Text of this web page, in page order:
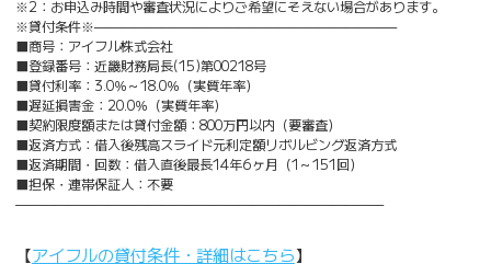
※2：お申込み時間や審査状況によりご希望にそえない場合があります。
※貸付条件※———————————————————————
■商号：アイフル株式会社
■登録番号：近畿財務局長(15)第00218号
■貸付利率：3.0％～18.0％（実質年率）
■遅延損害金：20.0％（実質年率）
■契約限度額または貸付金額：800万円以内（要審査）
■返済方式：借入後残高スライド元利定額リボルビング返済方式
■返済期間・回数：借入直後最長14年6ヶ月（1～151回）
■担保・連帯保証人：不要
————————————————————————————
【アイフルの貸付条件・詳細はこちら】